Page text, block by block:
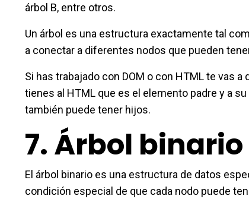
árbol B, entre otros.
Un árbol es una estructura exactamente tal
a conectar a diferentes nodos que pueden
Si has trabajado con DOM o con HTML te vas
tienes al HTML que es el elemento padre y a
también puede tener hijos.
7.Árbol binario
El árbol binario es una estructura de datos
condición especial de que cada nodo puede